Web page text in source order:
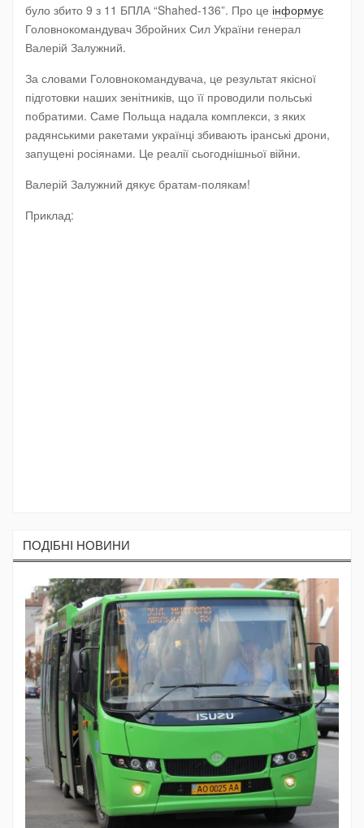
було збито 9 з 11 БПЛА “Shahed-136”. Про це інформує
Головнокомандувач Збройних Сил України генерал
Валерій Залужний.
За словами Головнокомандувача, це результат якісної
підготовки наших зенітників, що її проводили польські
побратими. Саме Польща надала комплекси, з яких
радянськими ракетами українці збивають іранські дрони,
запущені росіянами. Це реалії сьогоднішньої війни.
Валерій Залужний дякує братам-полякам!
Приклад:
ПОДIБНI НОВИНИ